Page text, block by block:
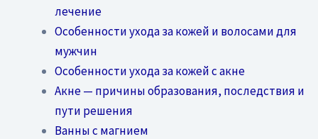
лечение
Особенности ухода за кожей и волосами для
мужчин
Особенности ухода за кожей с акне
Акне — причины образования, последствия и
пути решения
Ванны с магнием